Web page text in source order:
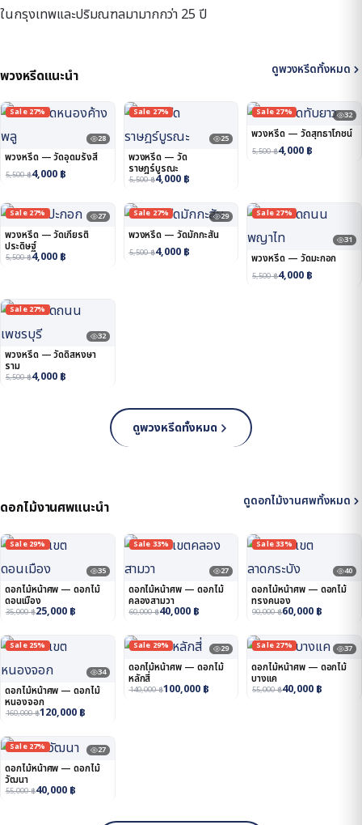
ในกรุงเทพและปริมณฑลมามากกว่า 25 ปี
พวงหรีดแนะนำ ดูพวงหรีดทั้งหมด
Sale 27%
28
พวงหรีด — วัดอุดมรังสี
5,500฿4,000 ฿
Sale 27%
25
พวงหรีด — วัด
ราษฎร์บูรณะ
5,500฿4,000 ฿
Sale 27% 32
พวงหรีด — วัดสุทธาโภชน์
5,500฿4,000 ฿
Sale 27% 27
พวงหรีด — วัดเกียรติ
ประดิษฐ์
5,500฿4,000 ฿
Sale 27% 29
พวงหรีด — วัดมักกะสัน
5,500฿4,000 ฿
Sale 27%
31
พวงหรีด — วัดมะกอก
5,500฿4,000 ฿
Sale 27%
32
พวงหรีด — วัดดิสหงษา
ราม
5,500฿4,000 ฿
ดูพวงหรีดทั้งหมด
ดอกไม้งานศพแนะนำ ดูดอกไม้งานศพทั้งหมด
Sale 29%
35
ดอกไม้หน้าศพ — ดอกไม้
ดอนเมือง
35,000฿25,000 ฿
Sale 33%
27
ดอกไม้หน้าศพ — ดอกไม้
คลองสามวา
60,000฿40,000 ฿
Sale 33%
40
ดอกไม้หน้าศพ — ดอกไม้
ทรงคนอง
90,000฿60,000 ฿
Sale 25%
34
ดอกไม้หน้าศพ — ดอกไม้
หนองจอก
160,000฿120,000 ฿
Sale 29% 29
ดอกไม้หน้าศพ — ดอกไม้
หลักสี่
140,000฿100,000 ฿
Sale 27% 37
ดอกไม้หน้าศพ — ดอกไม้
บางแค
55,000฿40,000 ฿
Sale 27% 27
ดอกไม้หน้าศพ — ดอกไม้
วัฒนา
55,000฿40,000 ฿